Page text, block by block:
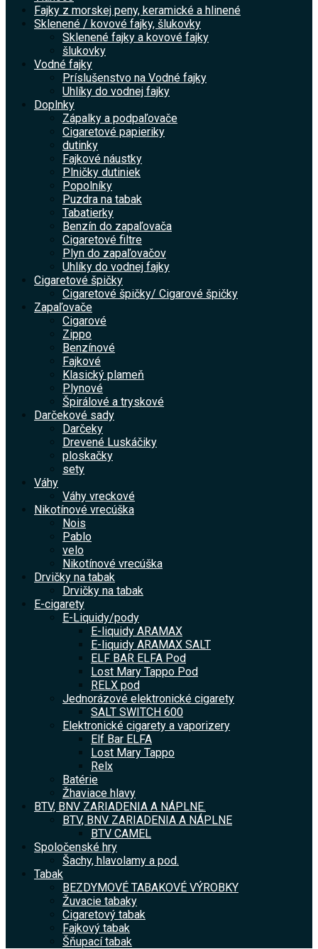
Fajky z morskej peny, keramické a hlinené
Sklenené / kovové fajky, šlukovky
Sklenené fajky a kovové fajky
šlukovky
Vodné fajky
Príslušenstvo na Vodné fajky
Uhlíky do vodnej fajky
Doplnky
Zápalky a podpaľovače
Cigaretové papieriky
dutinky
Fajkové náustky
Plničky dutiniek
Popolníky
Puzdra na tabak
Tabatierky
Benzín do zapaľovača
Cigaretové filtre
Plyn do zapaľovačov
Uhlíky do vodnej fajky
Cigaretové špičky
Cigaretové špičky/ Cigarové špičky
Zapaľovače
Cigarové
Zippo
Benzínové
Fajkové
Klasický plameň
Plynové
Špirálové a tryskové
Darčekové sady
Darčeky
Drevené Luskáčiky
ploskačky
sety
Váhy
Váhy vreckové
Nikotínové vrecúška
Nois
Pablo
velo
Nikotínové vrecúška
Drvičky na tabak
Drvičky na tabak
E-cigarety
E-Liquidy/pody
E-liquidy ARAMAX
E-liquidy ARAMAX SALT
ELF BAR ELFA Pod
Lost Mary Tappo Pod
RELX pod
Jednorázové elektronické cigarety
SALT SWITCH 600
Elektronické cigarety a vaporizery
Elf Bar ELFA
Lost Mary Tappo
Relx
Batérie
Žhaviace hlavy
BTV, BNV ZARIADENIA A NÁPLNE.
BTV, BNV ZARIADENIA A NÁPLNE
BTV CAMEL
Spoločenské hry
Šachy, hlavolamy a pod.
Tabak
BEZDYMOVÉ TABAKOVÉ VÝROBKY
Žuvacie tabaky
Cigaretový tabak
Fajkový tabak
Šňupací tabak